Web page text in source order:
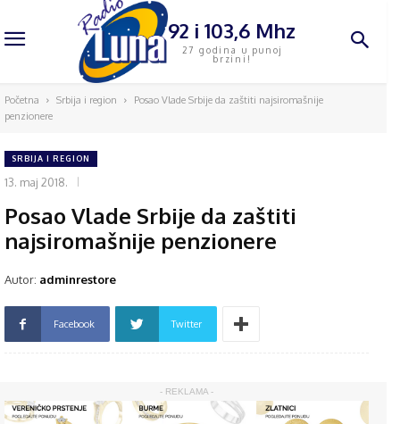
92 i 103,6 Mhz
27 godina u punoj
brzini!
Početna Srbija i region
Posao Vlade Srbije da zaštiti najsiromašnije
penzionere
SRBIJA I REGION
13. maj 2018.
Posao Vlade Srbije da zaštiti
najsiromašnije penzionere
Autor: adminrestore
Facebook Twitter
- REKLAMA -